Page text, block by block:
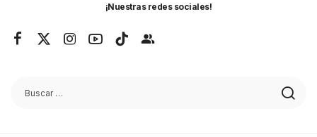
¡Nuestras redes sociales!